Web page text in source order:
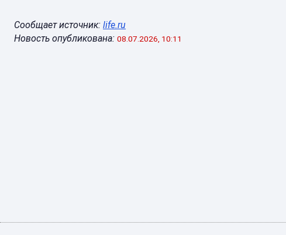
Сообщает источник: life.ru
Новость опубликована: 08.07.2026, 10:11